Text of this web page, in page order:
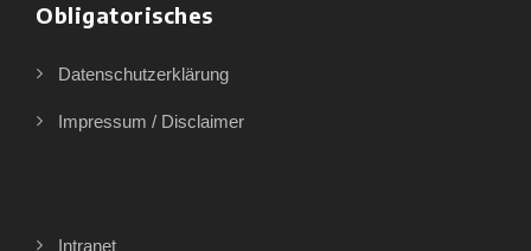
Obligatorisches
Datenschutzerklärung
Impressum / Disclaimer
Intranet